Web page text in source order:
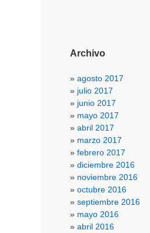
Archivo
agosto 2017
julio 2017
junio 2017
mayo 2017
abril 2017
marzo 2017
febrero 2017
diciembre 2016
noviembre 2016
octubre 2016
septiembre 2016
mayo 2016
abril 2016